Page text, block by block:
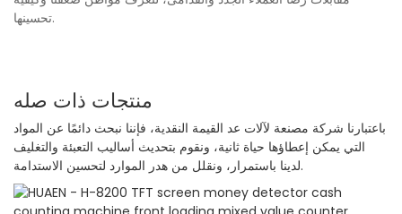
تحسينها.
منتجات ذات صله
باعتبارنا شركة مصنعة لآلات عد القيمة النقدية، فإننا نبحث دائمًا عن المواد
التي يمكن إعطاؤها حياة ثانية، ونقوم بتحديث أساليب التعبئة والتغليف
لدينا باستمرار، ونقلل من هدر الموارد لتحسين الاستدامة.